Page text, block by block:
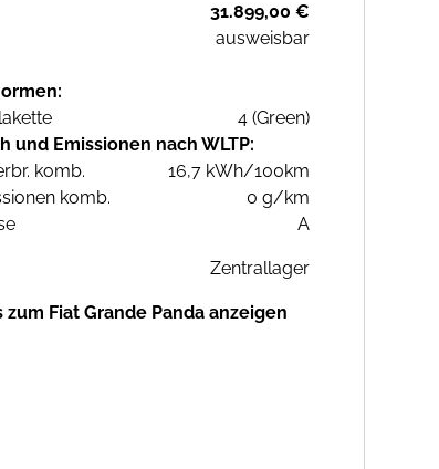
31.899,00 €
ausweisbar
4 (Green)
und Emissionen nach WLTP:
komb.
16,7 kWh/100km
komb.
0 g/km
A
Zentrallager
zum Fiat Grande Panda anzeigen